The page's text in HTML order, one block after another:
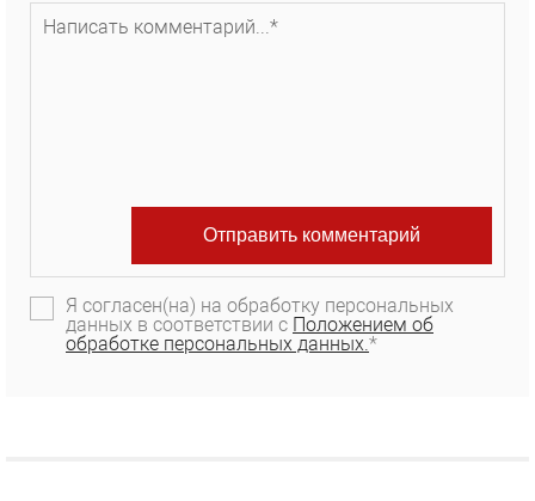
Я согласен(на) на обработку персональных
данных в соответствии с Положением об
обработке персональных данных.*